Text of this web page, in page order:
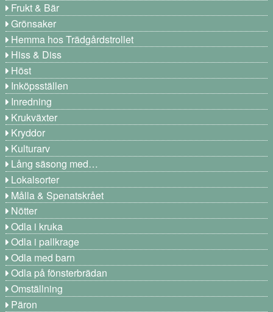
Frukt & Bär
Grönsaker
Hemma hos Trädgårdstrollet
Hiss & Diss
Höst
Inköpsställen
Inredning
Krukväxter
Kryddor
Kulturarv
Lång säsong med…
Lokalsorter
Målla & Spenatskrået
Nötter
Odla i kruka
Odla i pallkrage
Odla med barn
Odla på fönsterbrädan
Omställning
Päron